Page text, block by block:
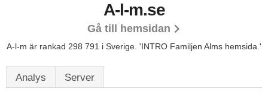
A-l-m.se
Gå till hemsidan
A-l-m är rankad 298 791 i Sverige. 'INTRO Familjen Alms hemsida.'
Analys Server